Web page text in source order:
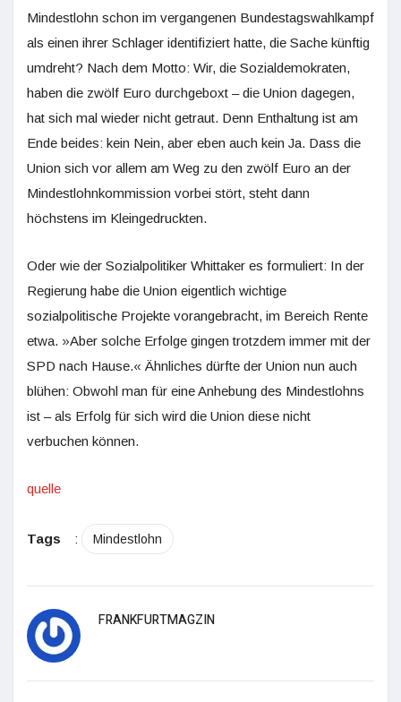
Mindestlohn schon im vergangenen Bundestagswahlkampf
als einen ihrer Schlager identifiziert hatte, die Sache künftig
umdreht? Nach dem Motto: Wir, die Sozialdemokraten,
haben die zwölf Euro durchgeboxt – die Union dagegen,
hat sich mal wieder nicht getraut. Denn Enthaltung ist am
Ende beides: kein Nein, aber eben auch kein Ja. Dass die
Union sich vor allem am Weg zu den zwölf Euro an der
Mindestlohnkommission vorbei stört, steht dann
höchstens im Kleingedruckten.
Oder wie der Sozialpolitiker Whittaker es formuliert: In der
Regierung habe die Union eigentlich wichtige
sozialpolitische Projekte vorangebracht, im Bereich Rente
etwa. »Aber solche Erfolge gingen trotzdem immer mit der
SPD nach Hause.« Ähnliches dürfte der Union nun auch
blühen: Obwohl man für eine Anhebung des Mindestlohns
ist – als Erfolg für sich wird die Union diese nicht
verbuchen können.
quelle
Tags : Mindestlohn
FRANKFURTMAGZIN